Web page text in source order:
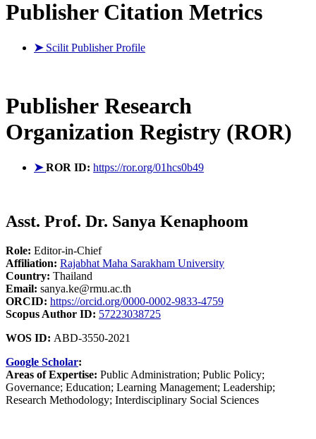
Publisher Citation Metrics
➤ Scilit Publisher Profile
Publisher Research
Organization Registry (ROR)
➤ROR ID: https://ror.org/01hcs0b49
Asst. Prof. Dr. Sanya Kenaphoom
Role: Editor-in-Chief
Affiliation: Rajabhat Maha Sarakham University
Country: Thailand
Email: sanya.ke@rmu.ac.th
ORCID: https://orcid.org/0000-0002-9833-4759
Scopus Author ID: 57223038725
WOS ID: ABD-3550-2021
Google Scholar:
Areas of Expertise: Public Administration; Public Policy;
Governance; Education; Learning Management; Leadership;
Research Methodology; Interdisciplinary Social Sciences